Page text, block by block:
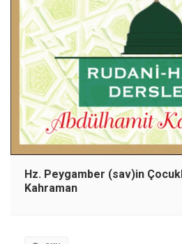
Hz. Peygamber (sav)in
Kahraman